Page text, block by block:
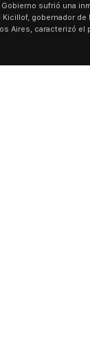
San Cayetano: Jorge
miles de peregrinos
de Buenos Aires
agua y soportó las
últimos días: "Son